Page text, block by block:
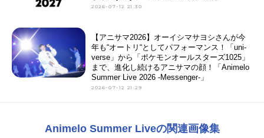
2026-07-12 21:30
【アニサマ2026】オーイシマサヨシさんが今
年も“オートリ“としてパフォーマンス！「uni-
verse」から「ポケモンオールスターズ1025」
まで、進化し続けるアニサマの顔！「Animelo
Summer Live 2026 -Messenger-」
2026-07-12 21:29
Animelo Summer Liveの関連画像集